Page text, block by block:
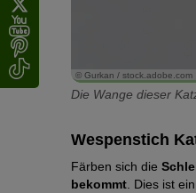
© Gurkan / stock.adobe.com
Die Wange dieser
Wespenstich
Färben sich die
bekommt . Dies ist ein